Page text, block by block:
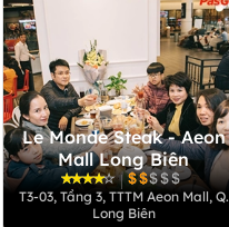
Le Monde Steak - Aeon
Mall Long Biên
|
T3-03, Tầng 3, TTTM Aeon Mall, Q.
Long Biên